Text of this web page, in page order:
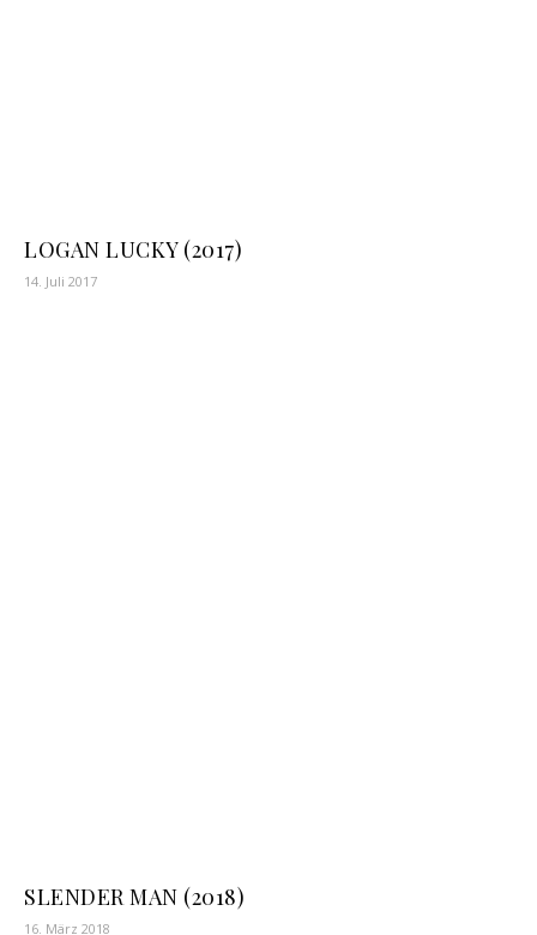
LOGAN LUCKY (2017)
14. Juli 2017
SLENDER MAN (2018)
16. März 2018